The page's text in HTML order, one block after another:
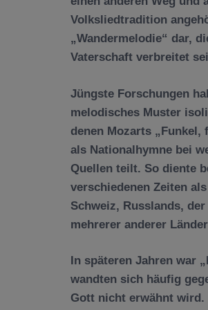
Volksliedtradition
„Wandermelodie“ dar,
Vaterschaft verbreitet
Jüngste Forschungen
melodisches Muster
denen Mozarts
als Nationalhymne bei
Quellen teilt. So diente
verschiedenen Zeiten
Schweiz, Russlands,
mehrerer anderer
In späteren Jahren war
wandten sich häufig
Gott nicht erwähnt wird.